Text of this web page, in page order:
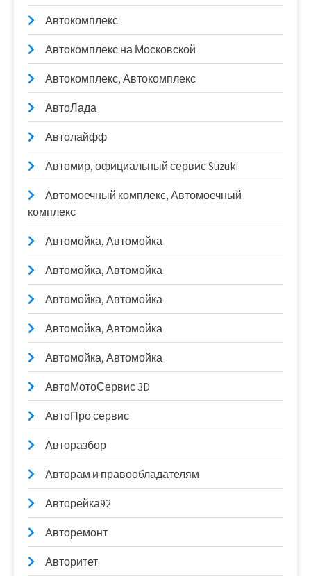
Автокомплекс
Автокомплекс на Московской
Автокомплекс, Автокомплекс
АвтоЛада
Автолайфф
Автомир, официальный сервис Suzuki
Автомоечный комплекс, Автомоечный
комплекс
Автомойка, Автомойка
Автомойка, Автомойка
Автомойка, Автомойка
Автомойка, Автомойка
Автомойка, Автомойка
АвтоМотоСервис 3D
АвтоПро сервис
Авторазбор
Авторам и правообладателям
Авторейка92
Авторемонт
Авторитет